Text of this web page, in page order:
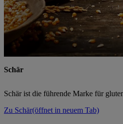
Schär
Schär ist die führende Marke für
Zu Schär(öffnet in neuem Tab)